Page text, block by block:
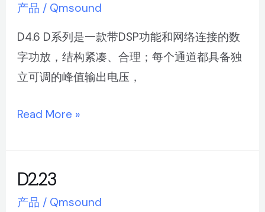
产品 / Qmsound
D4.6 D系列是一款带DSP功能和网络连接的数
字功放，结构紧凑、合理；每个通道都具备独
立可调的峰值输出电压，
Read More »
D2.23
产品 / Qmsound
D2.23